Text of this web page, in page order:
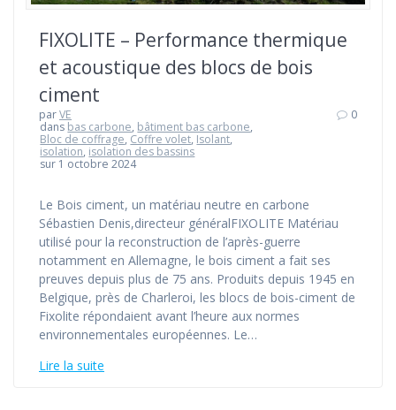
FIXOLITE – Performance thermique
et acoustique des blocs de bois
ciment
parVE
dans bas carbone, bâtiment bas carbone,
Bloc de coffrage, Coffre volet, Isolant,
isolation, isolation des bassins
sur 1 octobre 2024
0
Le Bois ciment, un matériau neutre en carbone
Sébastien Denis,directeur généralFIXOLITE Matériau
utilisé pour la reconstruction de l’après-guerre
notamment en Allemagne, le bois ciment a fait ses
preuves depuis plus de 75 ans. Produits depuis 1945 en
Belgique, près de Charleroi, les blocs de bois-ciment de
Fixolite répondaient avant l’heure aux normes
environnementales européennes. Le…
Lire la suite